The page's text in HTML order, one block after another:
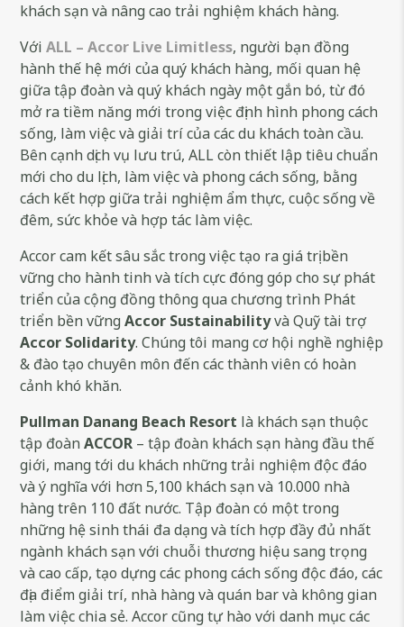
khách sạn và nâng cao trải nghiệm khách hàng.
VớiALL – Accor Live Limitless, người bạn đồng
hành thế hệ mới của quý khách hàng, mối quan hệ
giữa tập đoàn và quý khách ngày một gắn bó, từ đó
mở ra tiềm năng mới trong việc định hình phong cách
sống, làm việc và giải trí của các du khách toàn cầu.
Bên cạnh dịch vụ lưu trú, ALL còn thiết lập tiêu chuẩn
mới cho du lịch, làm việc và phong cách sống, bằng
cách kết hợp giữa trải nghiệm ẩm thực, cuộc sống về
đêm, sức khỏe và hợp tác làm việc.
Accor cam kết sâu sắc trong việc tạo ra giá trị bền
vững cho hành tinh và tích cực đóng góp cho sự phát
triển của cộng đồng thông qua chương trình Phát
triển bền vững Accor Sustainabilityvà Quỹ tài trợ
Accor Solidarity. Chúng tôi mang cơ hội nghề nghiệp
& đào tạo chuyên môn đến các thành viên có hoàn
cảnh khó khăn.
Pullman Danang Beach Resort là khách sạn thuộc
tập đoànACCOR – tập đoàn khách sạn hàng đầu thế
giới, mang tới du khách những trải nghiệm độc đáo
và ý nghĩa với hơn 5,100 khách sạn và 10.000 nhà
hàng trên 110 đất nước. Tập đoàn có một trong
những hệ sinh thái đa dạng và tích hợp đầy đủ nhất
ngành khách sạn với chuỗi thương hiệu sang trọng
và cao cấp, tạo dựng các phong cách sống độc đáo, các
địa điểm giải trí, nhà hàng và quán bar và không gian
làm việc chia sẻ. Accor cũng tự hào với danh mục các